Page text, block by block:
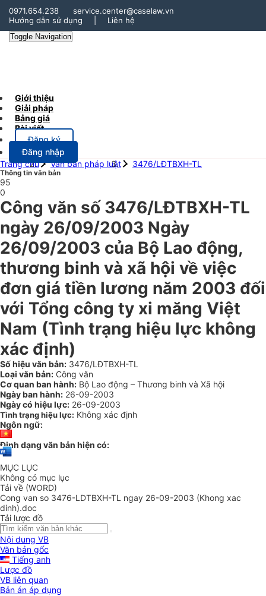
0971.654.238
service.center@caselaw.vn
Hướng dẫn sử dụng
Liên hệ
Toggle Navigation
Giới thiệu
Giải pháp
Bảng giá
Bài viết
Đăng ký
Đăng nhập
Trang chủ
Văn bản pháp luật 3476/LĐTBXH-TL
Thông tin văn bản
95
0
Công văn số 3476/LĐTBXH-TL
ngày 26/09/2003 Ngày
26/09/2003 của Bộ Lao động,
thương binh và xã hội về việc
đơn giá tiền lương năm 2003 đối
với Tổng công ty xi măng Việt
Nam (Tình trạng hiệu lực không
xác định)
Số hiệu văn bản: 3476/LĐTBXH-TL
Loại văn bản: Công văn
Cơ quan ban hành: Bộ Lao động – Thương binh và Xã hội
Ngày ban hành: 26-09-2003
Ngày có hiệu lực: 26-09-2003
Tình trạng hiệu lực: Không xác định
Ngôn ngữ:
Định dạng văn bản hiện có:
MỤC LỤC
Không có mục lục
Tải về (WORD)
Cong van so 3476-LDTBXH-TL ngay 26-09-2003 (Khong xac
dinh).doc
Tải lược đồ
Nội dung VB
Văn bản gốc
Tiếng anh
Lược đồ
VB liên quan
Bản án áp dụng